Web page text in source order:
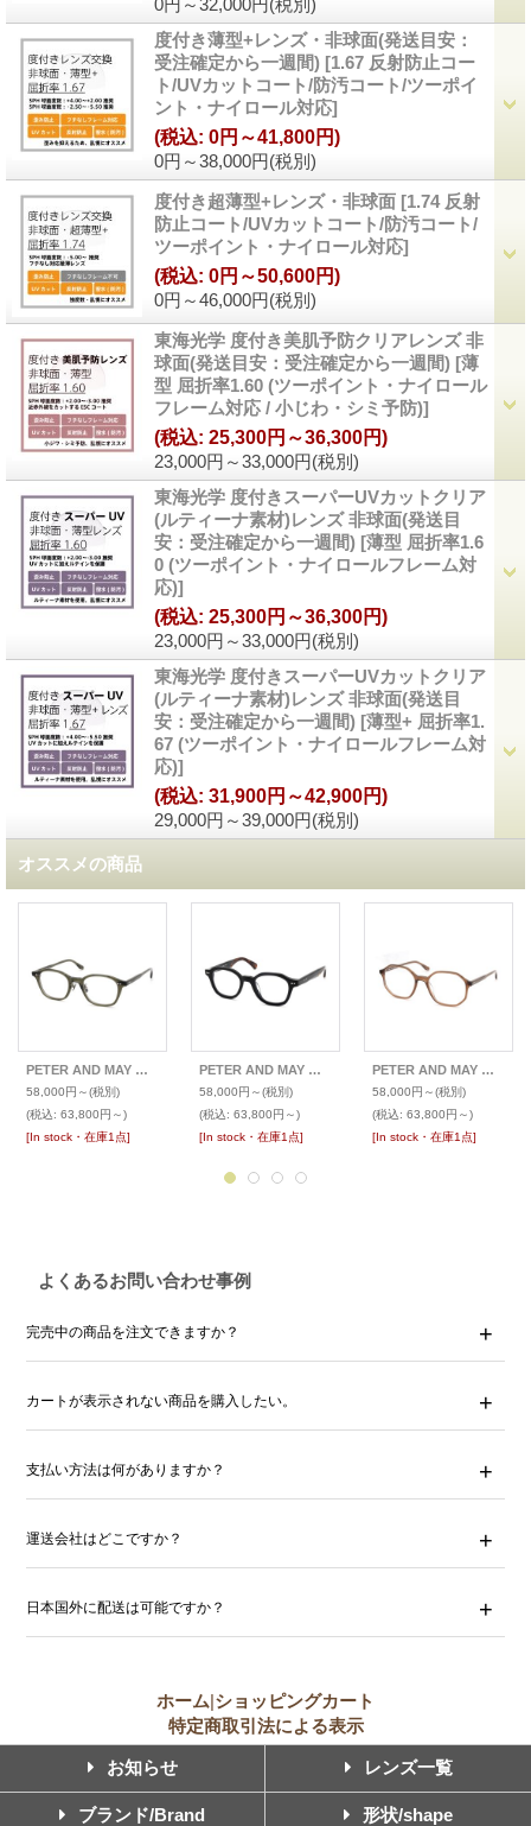
0円～32,000円(税別)
度付き薄型+レンズ・非球面(発送目安：
受注確定から一週間) [1.67 反射防止コー
ト/UVカットコート/防汚コート/ツーポイ
ント・ナイロール対応]
0円～38,000円(税別)
(税込: 0円～41,800円)
度付き超薄型+レンズ・非球面 [1.74 反射
防止コート/UVカットコート/防汚コート/
ツーポイント・ナイロール対応]
0円～46,000円(税別)
(税込: 0円～50,600円)
東海光学 度付き美肌予防クリアレンズ 非
球面(発送目安：受注確定から一週間) [薄
型 屈折率1.60 (ツーポイント・ナイロール
フレーム対応 / 小じわ・シミ予防)]
23,000円～33,000円(税別)
(税込: 25,300円～36,300円)
東海光学 度付きスーパーUVカットクリア
(ルティーナ素材)レンズ 非球面(発送目
安：受注確定から一週間) [薄型 屈折率1.6
0 (ツーポイント・ナイロールフレーム対
応)]
23,000円～33,000円(税別)
(税込: 25,300円～36,300円)
東海光学 度付きスーパーUVカットクリア
(ルティーナ素材)レンズ 非球面(発送目
安：受注確定から一週間) [薄型+ 屈折率1.
67 (ツーポイント・ナイロールフレーム対
応)]
29,000円～39,000円(税別)
(税込: 31,900円～42,900円)
オススメの商品
PETER AND MAY ピーターアンドメイ 伊達メガネ SKYLET (金属アームパット)
58,000円～(税別)
(税込: 63,800円～)
[In stock・在庫1点]
PETER AND MAY ピーターアンドメイ 伊達メガネ SKY
58,000円～(税別)
(税込: 63,800円～)
[In stock・在庫1点]
PETER AND MAY ピーターアンドメイ 伊達メガネ GEORGIA
58,000円～(税別)
(税込: 63,800円～)
[In stock・在庫1点]
よくあるお問い合わせ事例
完売中の商品を注文できますか？
カートが表示されない商品を購入したい。
支払い方法は何がありますか？
運送会社はどこですか？
日本国外に配送は可能ですか？
ホーム|ショッピングカート
特定商取引法による表示
お知らせ レンズ一覧
ブランド/Brand 形状/shape